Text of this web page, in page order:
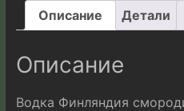
Описание Детали
Описание
Водка Финляндия